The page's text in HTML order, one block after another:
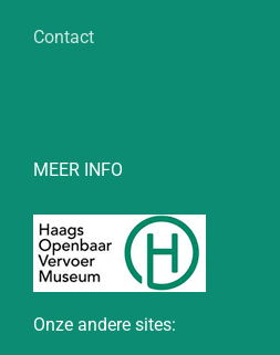
Contact
MEER INFO
Onze andere sites: